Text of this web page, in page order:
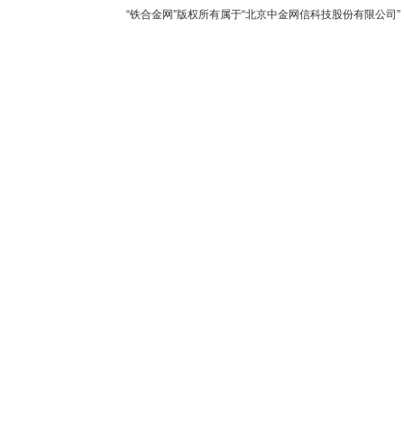
“铁合金网”版权所有属于“北京中金网信科技股份有限公司